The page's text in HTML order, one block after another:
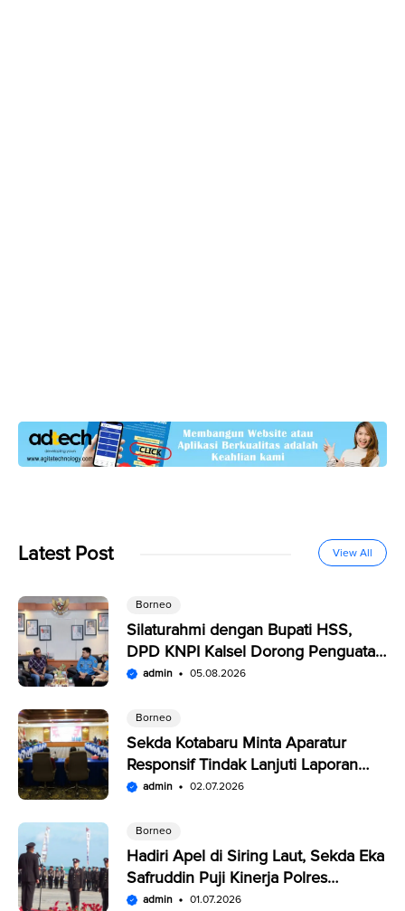
Latest Post View All
Borneo
Silaturahmi dengan Bupati HSS,
DPD KNPI Kalsel Dorong Penguatan
SDM Pemuda
admin 05.08.2026
Borneo
Sekda Kotabaru Minta Aparatur
Responsif Tindak Lanjuti Laporan
Warga di SP4N-LAPOR
admin 02.07.2026
Borneo
Hadiri Apel di Siring Laut, Sekda Eka
Safruddin Puji Kinerja Polres
Kotabaru
admin 01.07.2026